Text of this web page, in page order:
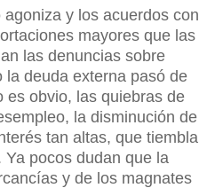
y los acuerdos con
mayores que las
las denuncias sobre
la deuda externa pasó de
es obvio, las quiebras de
la disminución de
tan altas, que tiembla
pocos dudan que la
y de los magnates